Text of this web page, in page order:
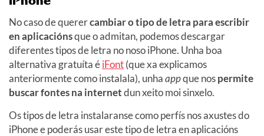
No caso de querercambiar o tipo de letra para escribir
en aplicaciónsque o admitan, podemos descargar
diferentes tipos de letra no noso iPhone. Unha boa
alternativa gratuíta éiFont(que xa explicamos
anteriormente como instalala), unhaappque nospermite
buscar fontes na internetdun xeito moi sinxelo.
Os tipos de letra instalaranse como perfís nos axustes do
iPhone e poderás usar este tipo de letra en aplicacións